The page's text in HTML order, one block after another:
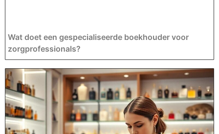
Wat doet een gespecialiseerde boekhouder voor
zorgprofessionals?